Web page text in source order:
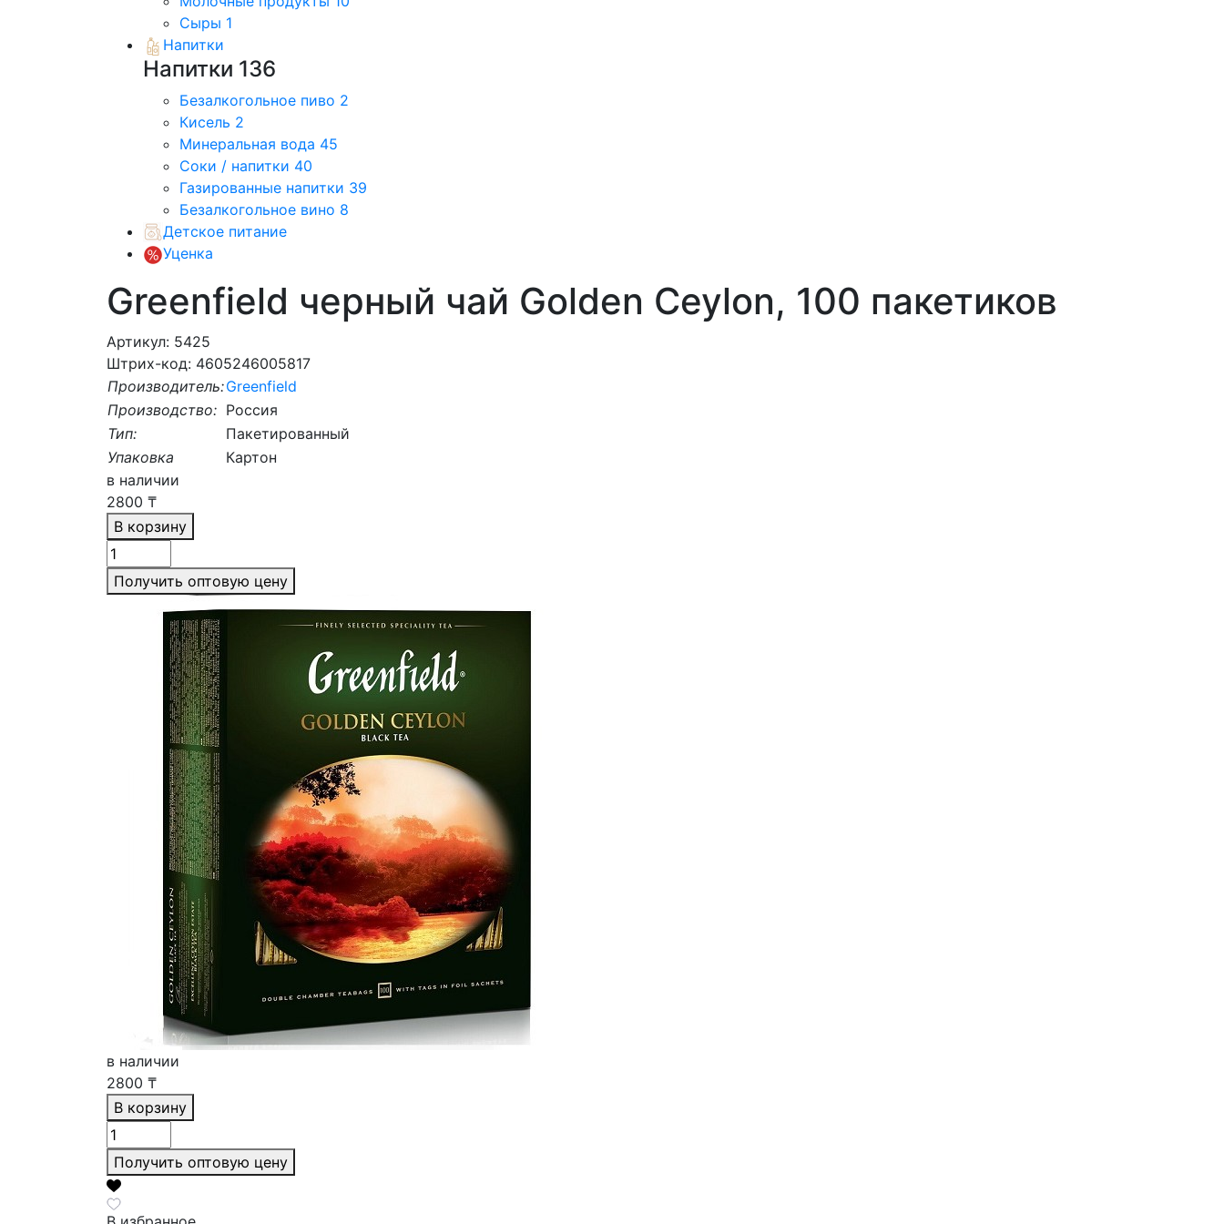
Сыры 1
Напитки
Напитки 136
Безалкогольное пиво 2
Кисель 2
Минеральная вода 45
Соки / напитки 40
Газированные напитки 39
Безалкогольное вино 8
Детское питание
Уценка
Greenfield черный чай Golden Ceylon, 100 пакетиков
Артикул: 5425
Штрих-код: 4605246005817
Производитель:Greenfield
Производство: Россия
Тип:
Пакетированный
Упаковка
Картон
в наличии
2800 ₸
В корзину
Получить оптовую цену
в наличии
2800 ₸
В корзину
Получить оптовую цену